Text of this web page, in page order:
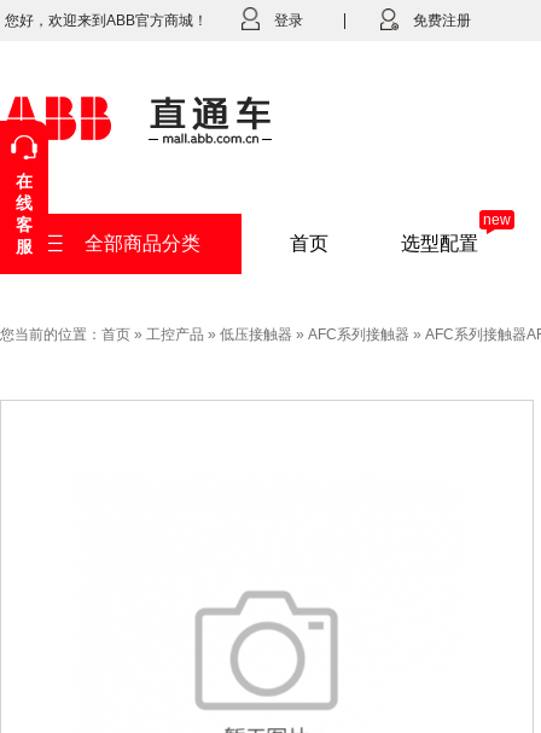
您好，欢迎来到ABB官方商城！ 登录 免费注册
全部商品分类 首页 选型配置
new
您当前的位置： 首页 » 工控产品 » 低压接触器 » AFC系列接触器 » AFC系列接触器
在
线
客
服